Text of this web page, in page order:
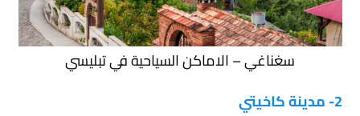
سغناغي – الاماكن السياحية في تبليسي
2- مدينة كاخيتي